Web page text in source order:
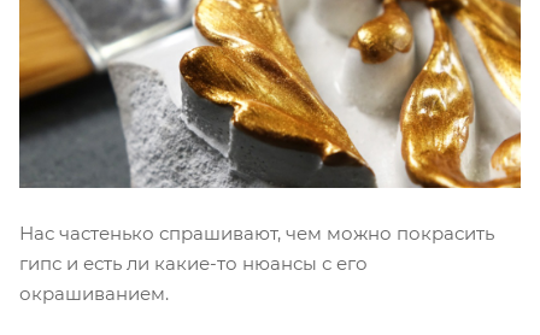
Нас частенько спрашивают, чем можно покрасить
гипс и есть ли какие-то нюансы с его
окрашиванием.